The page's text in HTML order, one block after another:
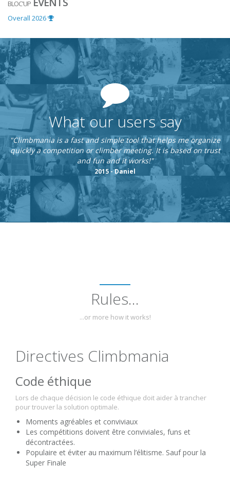
BLOC'UP
Overall 2026
What our users say
"Climbmania is a fast and simple tool that helps me organize
quickly a competition or climber meeting. It is based on trust
and fun and it works!"
2015 - Daniel
Rules...
...or more how it works!
Directives Climbmania
Code éthique
Lors de chaque décision le code éthique doit aider à trancher
pour trouver la solution optimale.
Moments agréables et conviviaux
Les compétitions doivent être conviviales, funs et
décontractées.
Populaire et éviter au maximum l’élitisme. Sauf pour la
Super Finale